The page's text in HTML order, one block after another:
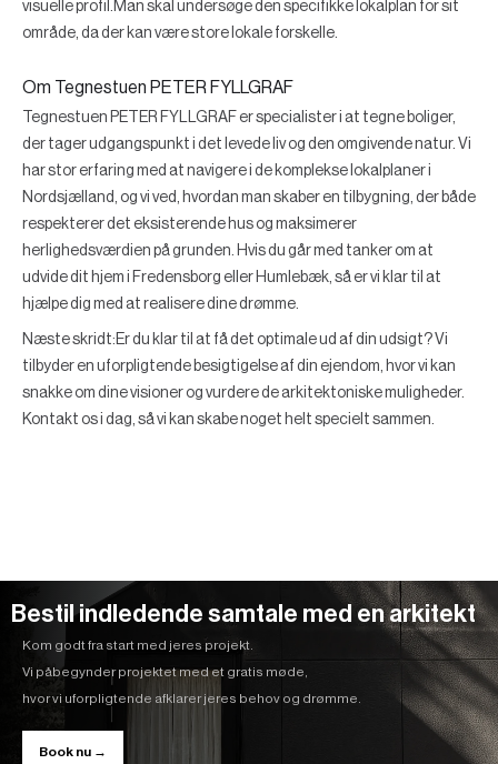
visuelle profil.Man skal undersøge den specifikke lokalplan for sit
område, da der kan være store lokale forskelle.
Om Tegnestuen PETER FYLLGRAF
Tegnestuen PETER FYLLGRAF er specialister i at tegne boliger,
der tager udgangspunkt i det levede liv og den omgivende natur. Vi
har stor erfaring med at navigere i de komplekse lokalplaner i
Nordsjælland, og vi ved, hvordan man skaber en tilbygning, der både
respekterer det eksisterende hus og maksimerer
herlighedsværdien på grunden. Hvis du går med tanker om at
udvide dit hjem i Fredensborg eller Humlebæk, så er vi klar til at
hjælpe dig med at realisere dine drømme.
Næste skridt: Er du klar til at få det optimale ud af din udsigt? Vi
tilbyder en uforpligtende besigtigelse af din ejendom, hvor vi kan
snakke om dine visioner og vurdere de arkitektoniske muligheder.
Kontakt os i dag, så vi kan skabe noget helt specielt sammen.
Bestil indledende samtale med en arkitekt
Kom godt fra start med jeres projekt.
Vi påbegynder projektet med et gratis møde,
hvor vi uforpligtende afklarer jeres behov og drømme.
Book nu →